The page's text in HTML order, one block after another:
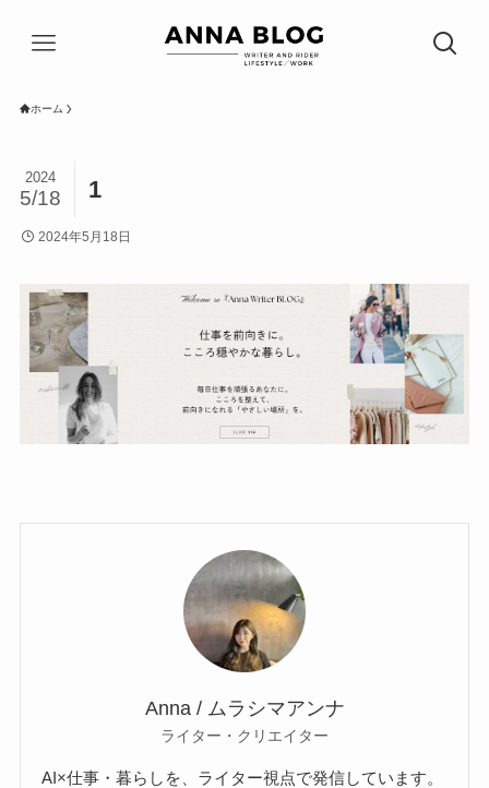
ホーム
1
2024
5/18
2024年5月18日
Anna / ムラシマアンナ
ライター・クリエイター
AI×仕事・暮らしを、ライター視点で発信しています。